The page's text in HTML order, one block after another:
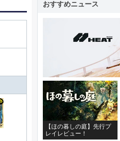
おすすめニュース
【ほの暮しの庭】先行プ
レイレビュー！